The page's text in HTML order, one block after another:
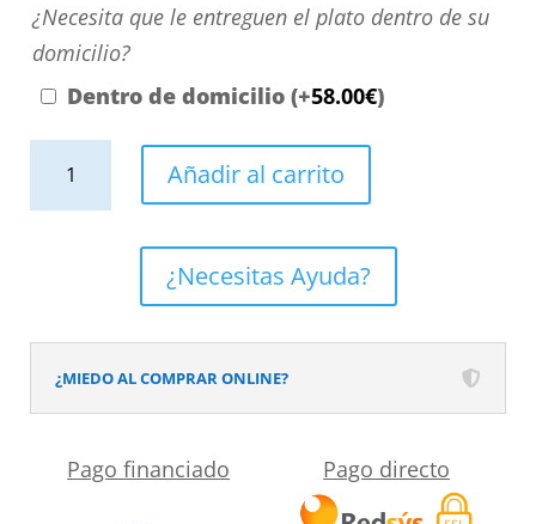
contactando
nosotros.
El
precio
será
desplegable
cercano
¿Necesita
que
le
domicilio?
¿Necesita que le entreguen el plato dentro de su
domicilio?
Dentro de domicilio (+58.00€)
pizarra.
Efecto
en
Coralito
Añadir al carrito
¿Necesitas Ayuda?
¿MIEDO AL COMPRAR ONLINE?
Pago financiado Pago directo